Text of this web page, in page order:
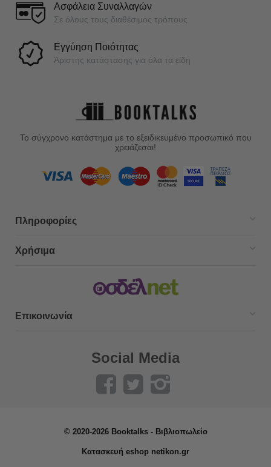
Ασφάλεια Συναλλαγών
Σε όλους τους διαθέσιμος τρόπους
Εγγύηση Ποιότητας
Άριστης κατάστασης για όλα τα είδη
Το σύγχρονο κατάστημα με το εξειδικευμένο προσωπικό που
χρειάζεσαι!
Πληροφορίες
Χρήσιμα
Επικοινωνία
Social Media
© 2020-2026 Booktalks - Βιβλιοπωλείο
Κατασκευή eshop netikon.gr